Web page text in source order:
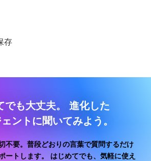
存
も大丈夫。
進化した
ントに聞いてみよう。
不要。普段どおりの言葉で質問するだけ
ートします。
はじめてでも、気軽に使え